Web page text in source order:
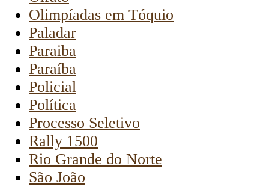
Olimpíadas em Tóquio
Paladar
Paraiba
Paraíba
Policial
Política
Processo Seletivo
Rally 1500
Rio Grande do Norte
São João